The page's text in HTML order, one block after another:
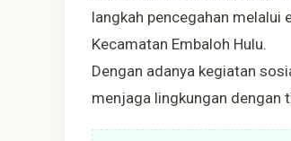
langkah pencegahan
Kecamatan Embaloh Hulu.
Dengan adanya kegiatan
menjaga lingkungan dengan